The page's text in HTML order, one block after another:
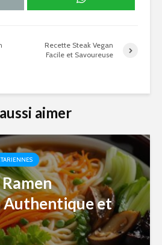
Recette Steak Vegan
Facile et Savoureuse
aimer
Authentique et